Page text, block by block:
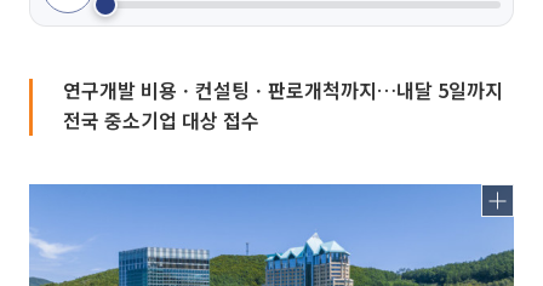
연구개발 비용ㆍ컨설팅ㆍ판로개척까지…내달 5일까지
전국 중소기업 대상 접수